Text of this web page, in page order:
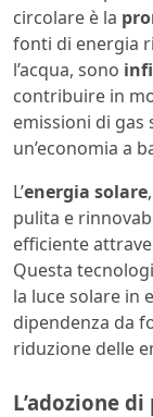
circolare è la
fonti di energia
l’acqua, sono
contribuire in
emissioni di gas
un’economia a
L’energia solare
pulita e
efficiente
Questa
la luce solare in
dipendenza da
riduzione delle
L’adozione